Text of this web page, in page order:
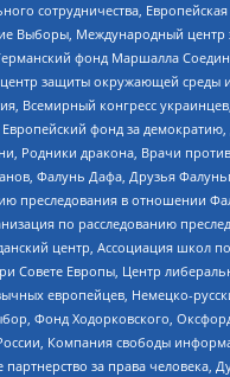
сотрудничества,
Выборы, Международный центр
фонд Маршалла
защиты окружающей среды
Всемирный конгресс
Европейский фонд за
Родники дракона, Врачи
Фалунь Дафа, Друзья
преследования в отношении
по расследованию
центр, Ассоциация школ
Совете Европы, Центр
европейцев, Немецко-
Фонд Ходорковского,
Компания свободы
за права человека,